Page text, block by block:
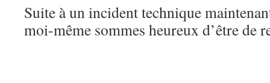
Suite à un incident technique
moi-même sommes heureux d’être de